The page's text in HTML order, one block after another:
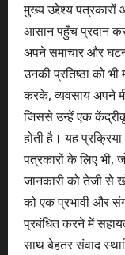
मुख्य उद्देश्य
आसान पहुँच प्रदान
अपने समाचार और
उनकी प्रतिष्ठा को
करके, व्यवसाय अपने
जिससे उन्हें एक
होती है। यह
पत्रकारों के लिए
जानकारी को तेजी से
को एक प्रभावी और
प्रबंधित करने में
साथ बेहतर संवाद